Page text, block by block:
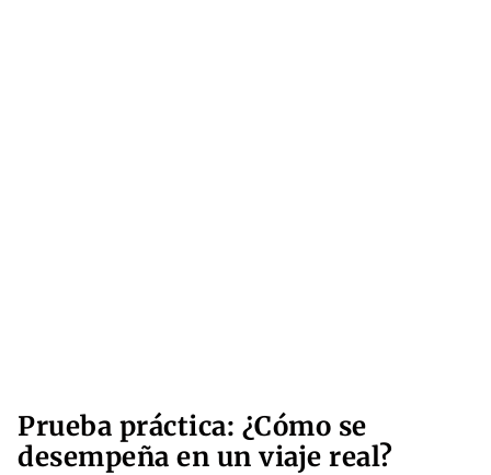
Prueba práctica: ¿Cómo se
desempeña en un viaje real?